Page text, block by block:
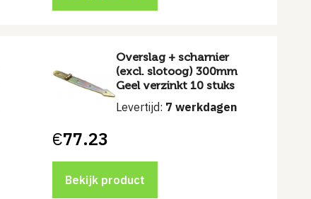
Overslag + scharnier
(excl. slotoog) 300mm
Geel verzinkt 10 stuks
Levertijd: 7 werkdagen
€77.23
Bekijk product